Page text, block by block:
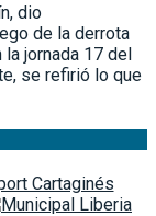
dio
de la derrota
jornada 17 del
se refirió lo que